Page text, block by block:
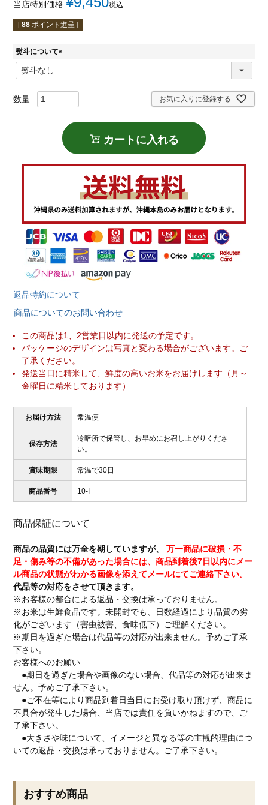
当店特別価格 税込
[ 88 ポイント進呈 ]
熨斗について
(
お気に入りに登録する
カートに入れる
返品特約について
商品についてのお問い合わせ
この商品は1、2営業日以内に発送の予定です。
パッケージのデザインは写真と変わる場合がございます。ご
了承ください。
発送当日に精米して、鮮度の高いお米をお届けします（月～
金曜日に精米しております）
お届け方法 常温便
保存方法
冷暗所で保管し、お早めにお召し上がりくださ
い。
賞味期限 常温で30日
商品番号 10-I
商品保証について
商品の品質には万全を期していますが、
万一商品に破損・不
足・傷み等の不備があった場合には、商品到着後7日以内にメー
ル商品の状態がわかる画像を添えてメールにてご連絡下さい。
代品等の対応をさせて頂きます。
※お客様の都合による返品・交換は承っておりません。
※お米は生鮮食品です。未開封でも、日数経過により品質の劣
化がございます（害虫被害、食味低下）ご理解ください。
※期日を過ぎた場合は代品等の対応が出来ません。予めご了承
下さい。
お客様へのお願い
●期日を過ぎた場合や画像のない場合、代品等の対応が出来ま
せん。予めご了承下さい。
●ご不在等により商品到着日当日にお受け取り頂けず、商品に
不具合が発生した場合、当店では責任を負いかねますので、ご
了承下さい。
●大きさや味について、イメージと異なる等の主観的理由につ
いての返品・交換は承っておりません。ご了承下さい。
おすすめ商品